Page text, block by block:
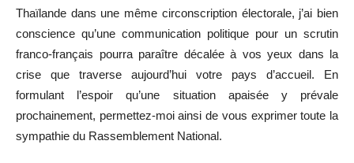
Thaïlande dans une même circonscription électorale, j’ai bien
conscience qu’une communication politique pour un scrutin
franco-français pourra paraître décalée à vos yeux dans la
crise que traverse aujourd’hui votre pays d’accueil. En
formulant l’espoir qu’une situation apaisée y prévale
prochainement, permettez-moi ainsi de vous exprimer toute la
sympathie du Rassemblement National.